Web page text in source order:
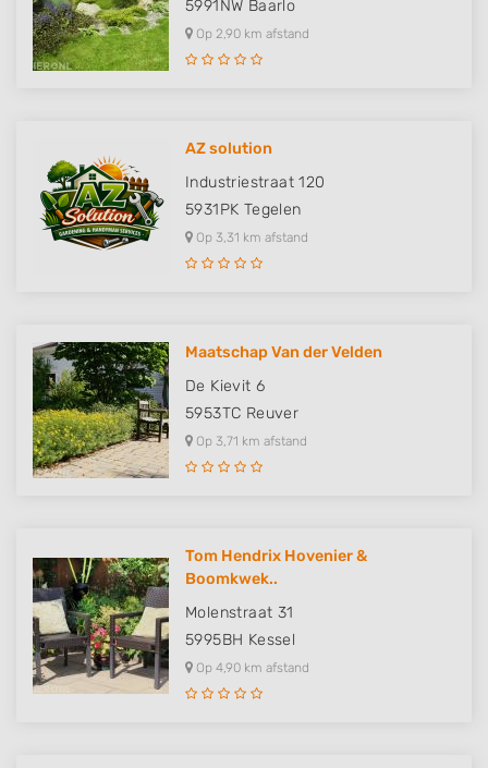
5991NW Baarlo
Op 2,90 km afstand
AZ solution
Industriestraat 120
5931PK Tegelen
Op 3,31 km afstand
Maatschap Van der Velden
De Kievit 6
5953TC Reuver
Op 3,71 km afstand
Tom Hendrix Hovenier &
Boomkwek..
Molenstraat 31
5995BH Kessel
Op 4,90 km afstand